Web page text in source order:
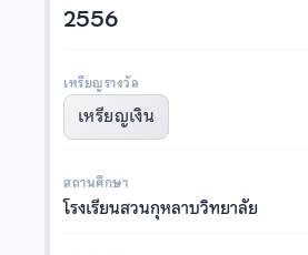
2556
เหรียญรางวัล
เหรียญเงิน
สถานศึกษา
โรงเรียนสวนกุหลาบวิทยาลัย